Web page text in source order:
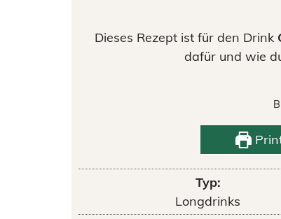
Dieses Rezept ist für den Drink
dafür und wie
Typ:
Longdrinks